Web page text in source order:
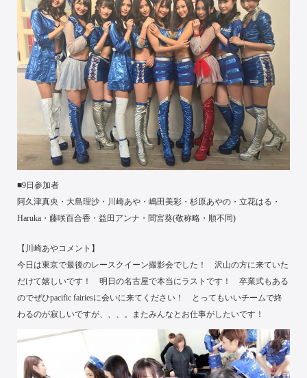
■9日参加者
阿久津真央・大島理沙・川崎あや・嶋田美彩・杉原あやの・立花はる・
Haruka・藤咲百合香・益田アンナ・間宮葵(敬称略・順不同)
【川崎あやコメント】
今日は東京で最後のレースクイーン撮影会でした！ 沢山の方に来ていた
だけて嬉しいです！ 明日の名古屋で本当にラストです！ 卒業式もある
のでぜひpacific fairiesに会いに来てください！ とってもいいチームで終
わるのが寂しいですが、、、。またみんなとお仕事がしたいです！